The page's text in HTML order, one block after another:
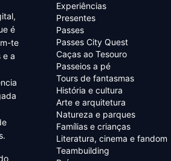
é
te
e a
Experiências
Presentes
Passes
Passes City Quest
Caças ao Tesouro
Passeios a pé
Tours de fantasmas
História e cultura
Arte e arquitetura
Natureza e parques
Famílias e crianças
Literatura, cinema e fandom
Teambuilding